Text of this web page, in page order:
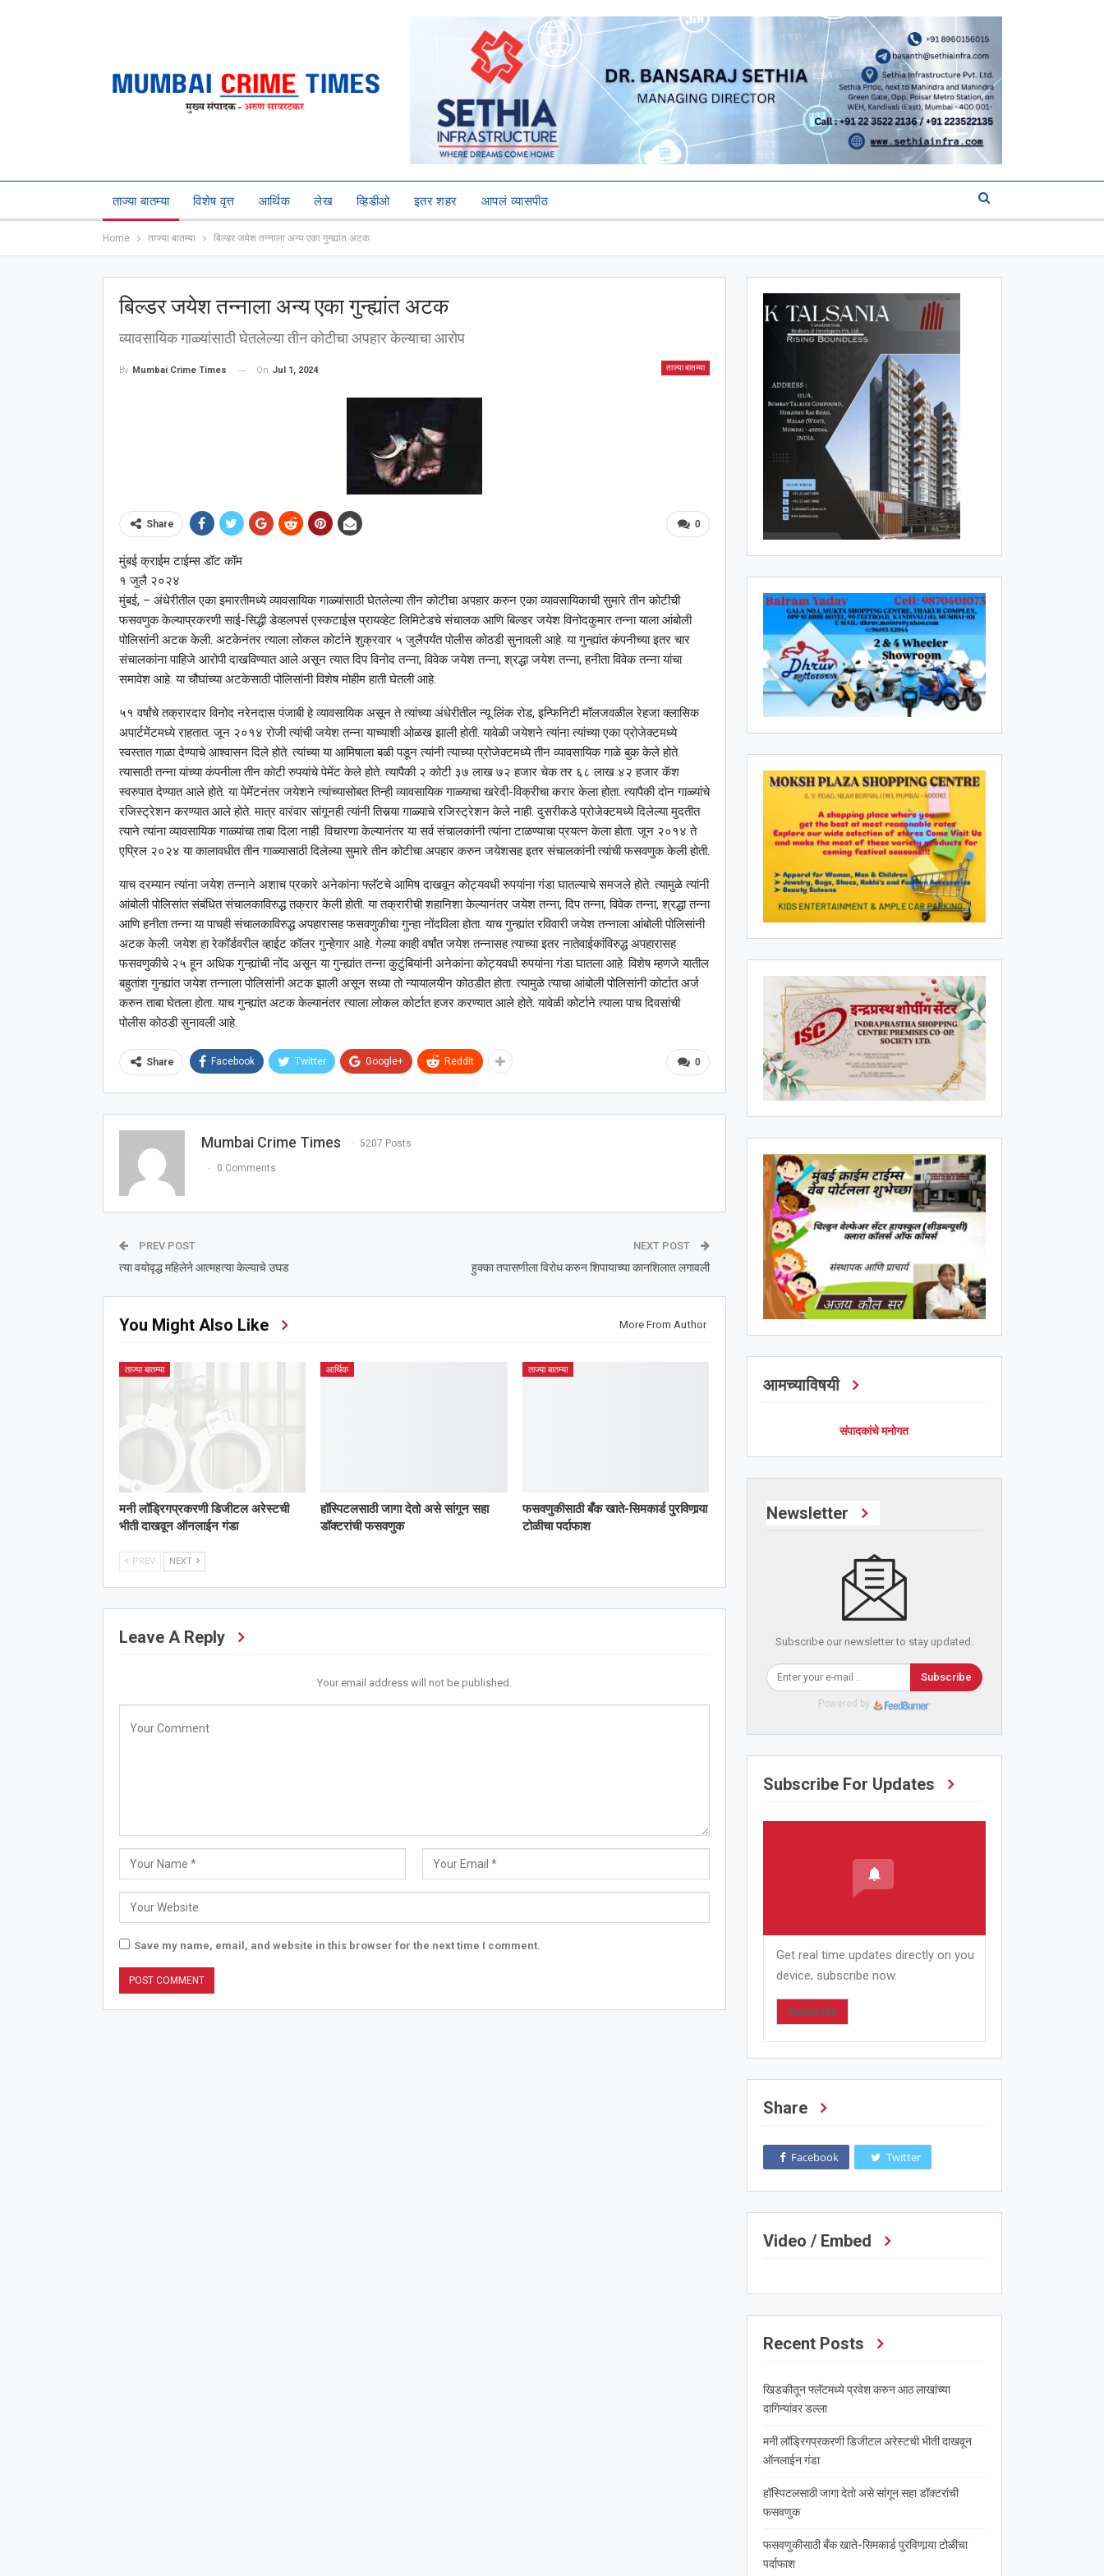
ताज्या बातम्या विशेष वृत्त आर्थिक लेख व्हिडीओ इतर शहर आपलं व्यासपीठ
Home ताज्या बातम्या बिल्डर जयेश तन्नाला अन्य एका गुन्ह्यांत अटक
बिल्डर जयेश तन्नाला अन्य एका गुन्ह्यांत अटक
व्यावसायिक गाळ्यांसाठी घेतलेल्या तीन कोटीचा अपहार केल्याचा आरोप
ताज्या बातम्या
By Mumbai Crime Times On Jul 1, 2024
0
Share
मुंबई क्राईम टाईम्स डॉट कॉम
१ जुलै २०२४
मुंबई, – अंधेरीतील एका इमारतीमध्ये व्यावसायिक गाळ्यांसाठी घेतलेल्या तीन कोटीचा अपहार करुन एका व्यावसायिकाची सुमारे तीन कोटीची
फसवणुक केल्याप्रकरणी साई-सिद्धी डेव्हलपर्स एस्कटाईस प्रायव्हेट लिमिटेडचे संचालक आणि बिल्डर जयेश विनोदकुमार तन्ना याला आंबोली
पोलिसांनी अटक केली. अटकेनंतर त्याला लोकल कोर्टाने शुक्रवार ५ जुलैपर्यंत पोलीस कोठडी सुनावली आहे. या गुन्ह्यांत कंपनीच्या इतर चार
संचालकांना पाहिजे आरोपी दाखविण्यात आले असून त्यात दिप विनोद तन्ना, विवेक जयेश तन्ना, श्रद्धा जयेश तन्ना, हनीता विवेक तन्ना यांचा
समावेश आहे. या चौघांच्या अटकेसाठी पोलिसांनी विशेष मोहीम हाती घेतली आहे.
५१ वर्षांचे तक्रारदार विनोद नरेनदास पंजाबी हे व्यावसायिक असून ते त्यांच्या अंधेरीतील न्यू लिंक रोड, इन्फिनिटी मॉलजवळील रेहजा क्लासिक
अपार्टमेंटमध्ये राहतात. जून २०१४ रोजी त्यांची जयेश तन्ना याच्याशी ओळख झाली होती. यावेळी जयेशने त्यांना त्यांच्या एका प्रोजेक्टमध्ये
स्वस्तात गाळा देण्याचे आश्‍वासन दिले होते. त्यांच्या या आमिषाला बळी पडून त्यांनी त्याच्या प्रोजेक्टमध्ये तीन व्यावसायिक गाळे बुक केले होते.
त्यासाठी तन्ना यांच्या कंपनीला तीन कोटी रुपयांचे पेमेंट केले होते. त्यापैकी २ कोटी ३७ लाख ७२ हजार चेक तर ६८ लाख ४२ हजार कॅश
स्वरुपात देण्यात आले होते. या पेमेंटनंतर जयेशने त्यांच्यासोबत तिन्ही व्यावसायिक गाळ्याचा खरेदी-विक्रीचा करार केला होता. त्यापैकी दोन गाळ्यांचे
रजिस्ट्रेशन करण्यात आले होते. मात्र वारंवार सांगूनही त्यांनी तिसर्‍या गाळ्याचे रजिस्ट्रेशन केले नाही. दुसरीकडे प्रोजेक्टमध्ये दिलेल्या मुदतीत
त्याने त्यांना व्यावसायिक गाळ्यांचा ताबा दिला नाही. विचारणा केल्यानंतर या सर्व संचालकांनी त्यांना टाळण्याचा प्रयत्न केला होता. जून २०१४ ते
एप्रिल २०२४ या कालावधीत तीन गाळ्यासाठी दिलेल्या सुमारे तीन कोटीचा अपहार करुन जयेशसह इतर संचालकांनी त्यांची फसवणुक केली होती.
याच दरम्यान त्यांना जयेश तन्नाने अशाच प्रकारे अनेकांना फ्लॅटचे आमिष दाखवून कोट्यवधी रुपयांना गंडा घातल्याचे समजले होते. त्यामुळे त्यांनी
आंबोली पोलिसांत संबंधित संचालकाविरुद्ध तक्रार केली होती. या तक्रारीची शहानिशा केल्यानंतर जयेश तन्ना, दिप तन्ना, विवेक तन्ना, श्रद्धा तन्ना
आणि हनीता तन्ना या पाचही संचालकाविरुद्ध अपहारासह फसवणुकीचा गुन्हा नोंदविला होता. याच गुन्ह्यांत रविवारी जयेश तन्नाला आंबोली पोलिसांनी
अटक केली. जयेश हा रेकॉर्डवरील व्हाईट कॉलर गुन्हेगार आहे. गेल्या काही वर्षांत जयेश तन्नासह त्याच्या इतर नातेवाईकांविरुद्ध अपहारासह
फसवणुकीचे २५ हून अधिक गुन्ह्यांची नोंद असून या गुन्ह्यांत तन्ना कुटुंबियांनी अनेकांना कोट्यवधी रुपयांना गंडा घातला आहे. विशेष म्हणजे यातील
बहुतांश गुन्ह्यांत जयेश तन्नाला पोलिसांनी अटक झाली असून सध्या तो न्यायालयीन कोठडीत होता. त्यामुळे त्याचा आंबोली पोलिसांनी कोर्टात अर्ज
करुन ताबा घेतला होता. याच गुन्ह्यांत अटक केल्यानंतर त्याला लोकल कोर्टात हजर करण्यात आले होते. यावेळी कोर्टाने त्याला पाच दिवसांची
पोलीस कोठडी सुनावली आहे.
0
Share Facebook Twitter Google+ ReddIt
Mumbai Crime Times 5207 Posts
0 Comments
PREV POST
त्या वयोवृद्ध महिलेने आत्महत्या केल्याचे उघड
NEXT POST
हुक्का तपासणीला विरोध करुन शिपायाच्या कानशिलात लगावली
You Might Also Like More From Author
ताज्या बातम्या
मनी लॉड्रिगप्रकरणी डिजीटल अरेस्टची
भीती दाखवून ऑनलाईन गंडा
आर्थिक
हॉस्पिटलसाठी जागा देतो असे सांगून सहा
डॉक्टरांची फसवणुक
ताज्या बातम्या
फसवणुकीसाठी बँक खाते-सिमकार्ड पुरविणार्‍या
टोळीचा पर्दाफाश
PREV NEXT
Leave A Reply
Your email address will not be published.
Save my name, email, and website in this browser for the next time I comment.
आमच्याविषयी
संपादकांचे मनोगत
Newsletter
Subscribe our newsletter to stay updated.
Subscribe
Powered by
Subscribe For Updates
Get real time updates directly on you
device, subscribe now.
Subscribe
Share
Facebook Twitter
Video / Embed
Recent Posts
खिडकीतून फ्लॅटमध्ये प्रवेश करुन आठ लाखांच्या
दागिन्यांवर डल्ला
मनी लॉड्रिगप्रकरणी डिजीटल अरेस्टची भीती दाखवून
ऑनलाईन गंडा
हॉस्पिटलसाठी जागा देतो असे सांगून सहा डॉक्टरांची
फसवणुक
फसवणुकीसाठी बँक खाते-सिमकार्ड पुरविणार्‍या टोळीचा
पर्दाफाश